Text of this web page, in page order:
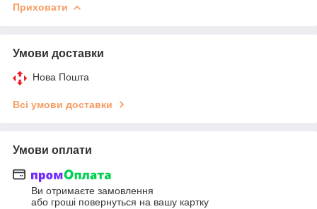
Приховати
Умови доставки
Нова Пошта
Всі умови доставки
Умови оплати
Ви отримаєте замовлення
або гроші повернуться на вашу картку